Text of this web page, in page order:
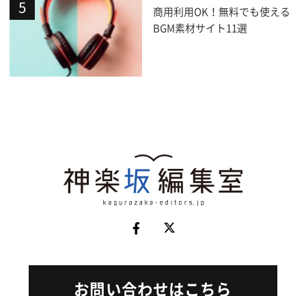
商用利用OK！無料でも使える
BGM素材サイト11選
お問い合わせはこちら